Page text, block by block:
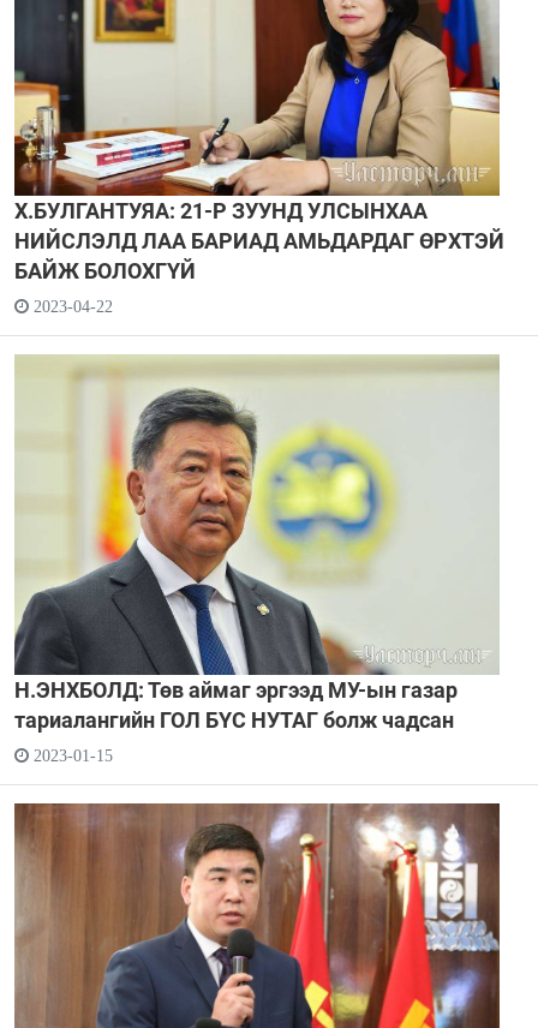
Х.БУЛГАНТУЯА: 21-Р ЗУУНД УЛСЫНХАА
НИЙСЛЭЛД ЛАА БАРИАД АМЬДАРДАГ ӨРХТЭЙ
БАЙЖ БОЛОХГҮЙ
2023-04-22
Н.ЭНХБОЛД: Төв аймаг эргээд МУ-ын газар
тариалангийн ГОЛ БҮС НУТАГ болж чадсан
2023-01-15